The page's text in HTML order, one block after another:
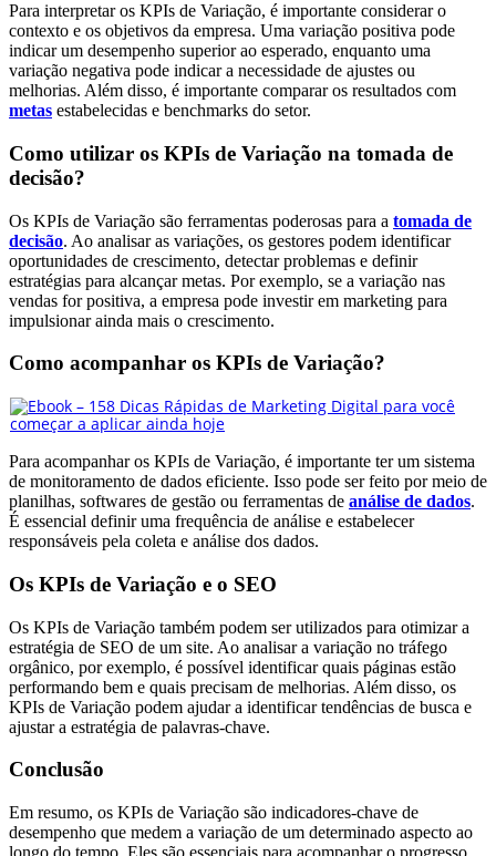
Para interpretar os KPIs de Variação, é importante considerar o
contexto e os objetivos da empresa. Uma variação positiva pode
indicar um desempenho superior ao esperado, enquanto uma
variação negativa pode indicar a necessidade de ajustes ou
melhorias. Além disso, é importante comparar os resultados com
metas estabelecidas e benchmarks do setor.
Como utilizar os KPIs de Variação na tomada de
decisão?
Os KPIs de Variação são ferramentas poderosas para a tomada de
decisão. Ao analisar as variações, os gestores podem identificar
oportunidades de crescimento, detectar problemas e definir
estratégias para alcançar metas. Por exemplo, se a variação nas
vendas for positiva, a empresa pode investir em marketing para
impulsionar ainda mais o crescimento.
Como acompanhar os KPIs de Variação?
Para acompanhar os KPIs de Variação, é importante ter um sistema
de monitoramento de dados eficiente. Isso pode ser feito por meio de
planilhas, softwares de gestão ou ferramentas de análise de dados.
É essencial definir uma frequência de análise e estabelecer
responsáveis pela coleta e análise dos dados.
Os KPIs de Variação e o SEO
Os KPIs de Variação também podem ser utilizados para otimizar a
estratégia de SEO de um site. Ao analisar a variação no tráfego
orgânico, por exemplo, é possível identificar quais páginas estão
performando bem e quais precisam de melhorias. Além disso, os
KPIs de Variação podem ajudar a identificar tendências de busca e
ajustar a estratégia de palavras-chave.
Conclusão
Em resumo, os KPIs de Variação são indicadores-chave de
desempenho que medem a variação de um determinado aspecto ao
longo do tempo. Eles são essenciais para acompanhar o progresso,